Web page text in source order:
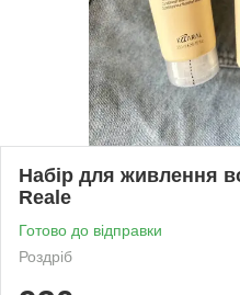
Набір для живлення
Reale
Готово до відправки
Роздріб